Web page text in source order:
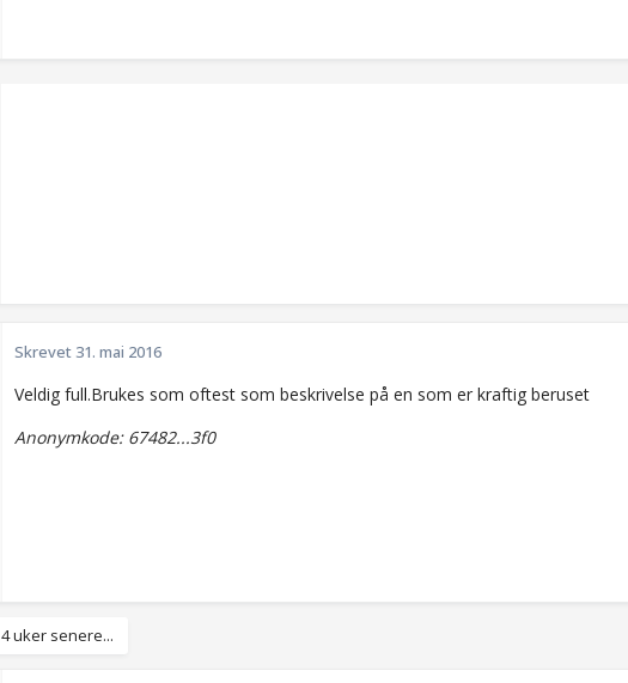
Skrevet 31. mai 2016
Veldig full.Brukes som oftest som beskrivelse på en som er kraftig beruset
Anonymkode: 67482...3f0
4 uker senere...